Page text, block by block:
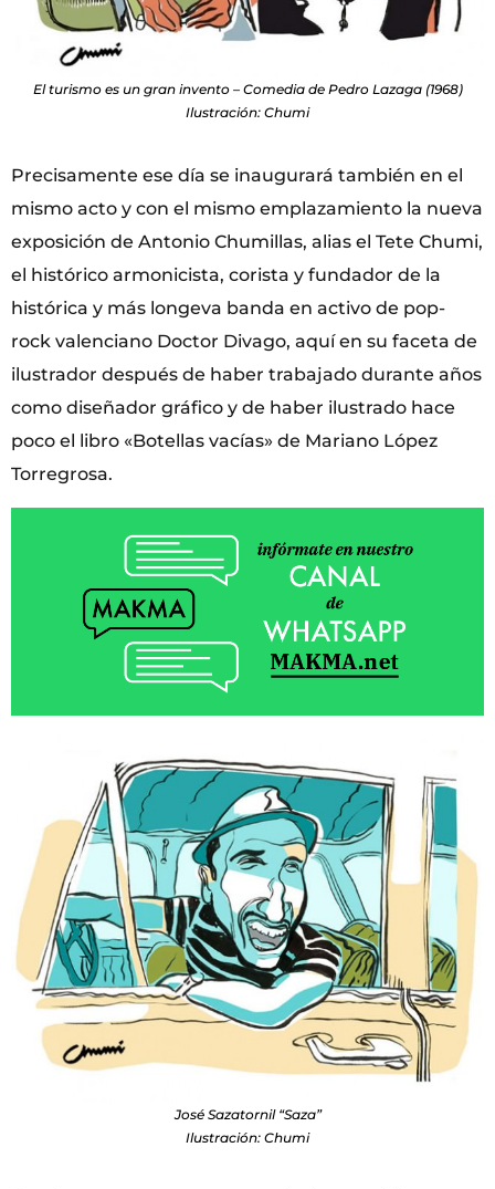
El turismo es un gran invento – Comedia de Pedro Lazaga (1968)
Ilustración: Chumi
Precisamente ese día se inaugurará también en el
mismo acto y con el mismo emplazamiento la nueva
exposición de Antonio Chumillas, alias el Tete Chumi,
el histórico armonicista, corista y fundador de la
histórica y más longeva banda en activo de pop-
rock valenciano Doctor Divago, aquí en su faceta de
ilustrador después de haber trabajado durante años
como diseñador gráfico y de haber ilustrado hace
poco el libro «Botellas vacías» de Mariano López
Torregrosa.
José Sazatornil “Saza”
Ilustración: Chumi